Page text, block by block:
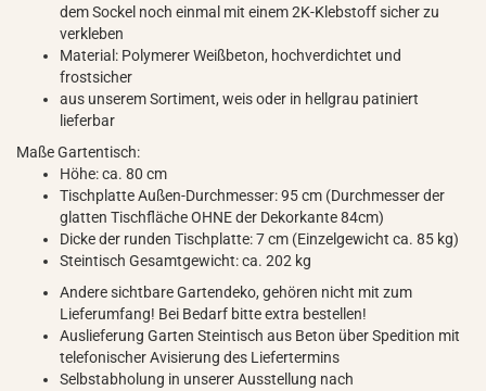
dem Sockel noch einmal mit einem 2K-Klebstoff sicher zu
verkleben
Material: Polymerer Weißbeton, hochverdichtet und
frostsicher
aus unserem Sortiment, weis oder in hellgrau patiniert
lieferbar
Maße Gartentisch:
Höhe: ca. 80 cm
Tischplatte Außen-Durchmesser: 95 cm (Durchmesser der
glatten Tischfläche OHNE der Dekorkante 84cm)
Dicke der runden Tischplatte: 7 cm (Einzelgewicht ca. 85 kg)
Steintisch Gesamtgewicht: ca. 202 kg
Andere sichtbare Gartendeko, gehören nicht mit zum
Lieferumfang! Bei Bedarf bitte extra bestellen!
Auslieferung Garten Steintisch aus Beton über Spedition mit
telefonischer Avisierung des Liefertermins
Selbstabholung in unserer Ausstellung nach